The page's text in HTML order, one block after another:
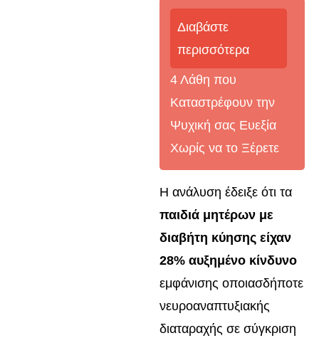
Διαβάστε
περισσότερα
4 Λάθη που
Καταστρέφουν την
Ψυχική σας Ευεξία
Χωρίς να το Ξέρετε
Η ανάλυση έδειξε ότι τα
παιδιά μητέρων με
διαβήτη κύησης είχαν
28% αυξημένο κίνδυνο
εμφάνισης οποιασδήποτε
νευροαναπτυξιακής
διαταραχής σε σύγκριση